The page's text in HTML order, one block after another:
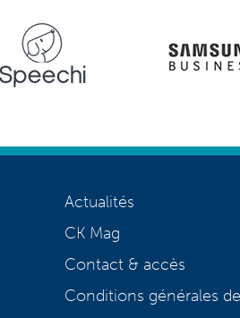
Actualités
CK Mag
Contact & accès
Conditions générales